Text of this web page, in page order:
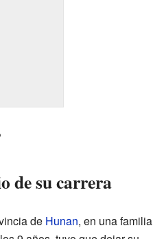
de su carrera
de Hunan, en una familia